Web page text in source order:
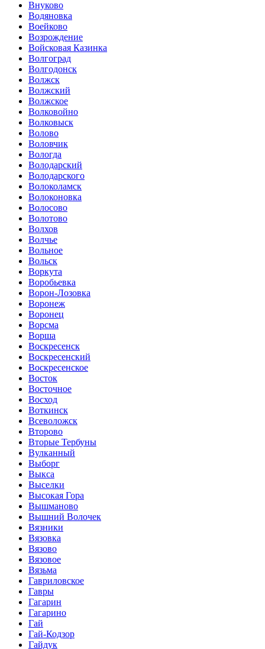
Внуково
Водяновка
Воейково
Возрождение
Войсковая Казинка
Волгоград
Волгодонск
Волжск
Волжский
Волжское
Волковойно
Волковыск
Волово
Воловчик
Вологда
Володарский
Володарского
Волоколамск
Волоконовка
Волосово
Волотово
Волхов
Волчье
Вольное
Вольск
Воркута
Воробьевка
Ворон-Лозовка
Воронеж
Воронец
Ворсма
Ворша
Воскресенск
Воскресенский
Воскресенское
Восток
Восточное
Восход
Воткинск
Всеволожск
Второво
Вторые Тербуны
Вулканный
Выборг
Выкса
Выселки
Высокая Гора
Вышманово
Вышний Волочек
Вязники
Вязовка
Вязово
Вязовое
Вязьма
Гавриловское
Гавры
Гагарин
Гагарино
Гай
Гай-Кодзор
Гайдук